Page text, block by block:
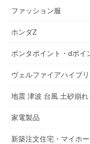
ファッション服
ホンダZ
ポンタポイント・dポイ
ヴェルファイアハイブ
地震 津波 台風 土砂崩
家電製品
新築注文住宅・マイホ